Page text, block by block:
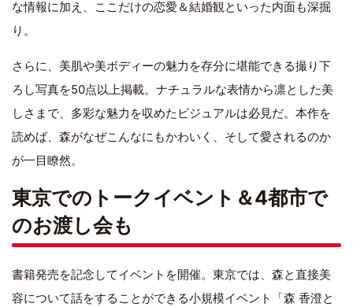
な情報に加え、ここだけの恋愛＆結婚観といった内面も深掘
り。
さらに、美肌や美ボディーの魅力を存分に堪能できる撮り下
ろし写真を50点以上掲載。ナチュラルな表情から凛とした美
しさまで、多彩な魅力を収めたビジュアルは必見だ。本作を
読めば、森がなぜこんなにもかわいく、そして愛されるのか
が一目瞭然。
東京でのトークイベント＆4都市で
のお渡し会も
書籍発売を記念してイベントを開催。東京では、森と直接美
容について話をすることができる小規模イベント「森 香澄と